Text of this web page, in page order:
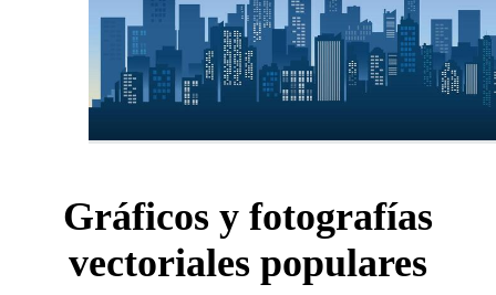
Gráficos y fotografías
vectoriales populares